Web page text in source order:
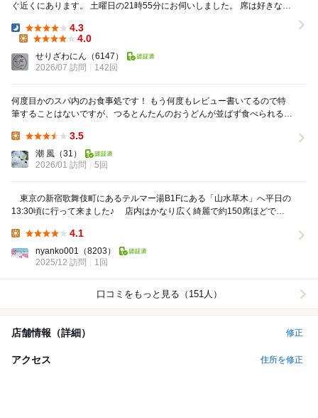
ぐ近くにあります。 土曜日の21時55分にお伺いしました。 席は好きなと
Dinner:
4.3
4.0
せりざわにん （6147）
2026/07 訪問
142回
何度目かのスパ内のお食事処です！ もう何度もレビュー書いてるので特
筆することはないですが、つるとんたんのおうどんが並ばず食べられるの
3.5
潮 風 （31）
2026/01 訪問
5回
東京の新宿歌舞伎町にあるテルマー湯B1Fにある「山水草木」へ平日の
13:30頃に行って来ました♪ 店内はかなり広く綺麗で約150席ほどでし
4.1
nyanko001 （8203）
2025/12 訪問
1回
口コミをもっと見る（151人）
店舗情報（詳細） 修正
アクセス 住所を修正